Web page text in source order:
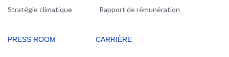
Stratégie climatique
Rapport de rémunération
PRESS ROOM CARRIÈRE